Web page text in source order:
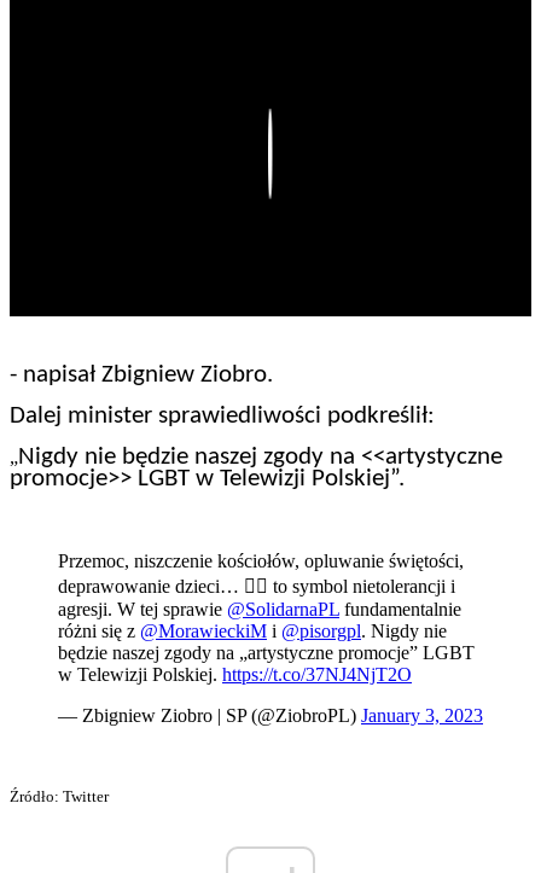
- napisał Zbigniew Ziobro.
Dalej minister sprawiedliwości podkreślił:
„Nigdy nie będzie naszej zgody na <<artystyczne
promocje>> LGBT w Telewizji Polskiej”.
Przemoc, niszczenie kościołów, opluwanie świętości,
deprawowanie dzieci… 🏳️‍🌈 to symbol nietolerancji i
agresji. W tej sprawie @SolidarnaPL fundamentalnie
różni się z @MorawieckiM i @pisorgpl. Nigdy nie
będzie naszej zgody na „artystyczne promocje” LGBT
w Telewizji Polskiej. https://t.co/37NJ4NjT2O
— Zbigniew Ziobro | SP (@ZiobroPL) January 3, 2023
Źródło: Twitter